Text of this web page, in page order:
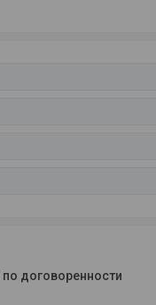
по договоренности